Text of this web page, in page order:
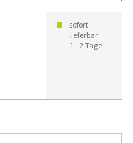
sofort
lieferbar
1 - 2 Tage